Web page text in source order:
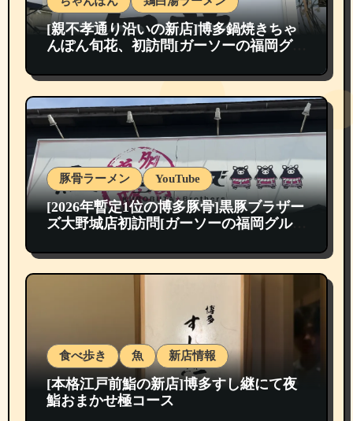
[親不孝通り沿いの新店]博多鍋焼きちゃ
んぽん旬花、初訪問[ガーソーの福岡グル
豚骨ラーメン YouTube
[2026年暫定1位の博多豚骨]黒豚ブラザー
ズ大野城店初訪問[ガーソーの福岡グルメ
食べ歩き 魚 新店情報
[本格江戸前鮨の新店]博多すし継にて夜
鮨おまかせ極コース